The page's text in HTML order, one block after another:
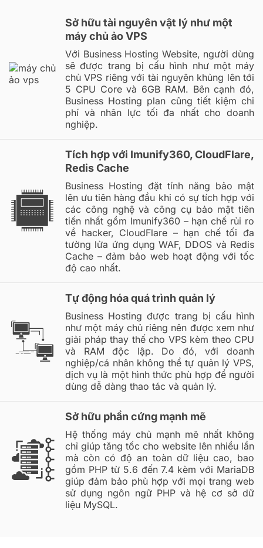
Sở hữu tài nguyên vật lý như một
máy chủ ảo VPS
Với Business Hosting Website, người dùng
sẽ được trang bị cấu hình như một máy
chủ VPS riêng với tài nguyên khủng lên tới
5 CPU Core và 6GB RAM. Bên cạnh đó,
Business Hosting plan cũng tiết kiệm chi
phí và nhân lực tối đa nhất cho doanh
nghiệp.
Tích hợp với Imunify360, CloudFlare,
Redis Cache
Business Hosting đặt tính năng bảo mật
lên ưu tiên hàng đầu khi có sự tích hợp với
các công nghệ và công cụ bảo mật tiên
tiến nhất gồm Imunify360 – hạn chế rủi ro
về hacker, CloudFlare – hạn chế tối đa
tường lửa ứng dụng WAF, DDOS và Redis
Cache – đảm bảo web hoạt động với tốc
độ cao nhất.
Tự động hóa quá trình quản lý
Business Hosting được trang bị cấu hình
như một máy chủ riêng nên được xem như
giải pháp thay thế cho VPS kèm theo CPU
và RAM độc lập. Do đó, với doanh
nghiệp/cá nhân không thể tự quản lý VPS,
dịch vụ là một hình thức phù hợp để người
dùng dễ dàng thao tác và quản lý.
Sở hữu phần cứng mạnh mẽ
Hệ thống máy chủ mạnh mẽ nhất không
chỉ giúp tăng tốc cho website lên nhiều lần
mà còn có độ an toàn dữ liệu cao, bao
gồm PHP từ 5.6 đến 7.4 kèm với MariaDB
giúp đảm bảo phù hợp với mọi trang web
sử dụng ngôn ngữ PHP và hệ cơ sở dữ
liệu MySQL.